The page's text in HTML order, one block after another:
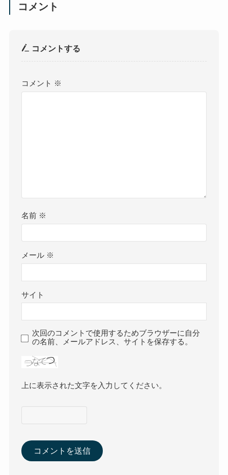
コメント
コメントする
コメント ※
名前 ※
メール ※
サイト
次回のコメントで使用するためブラウザーに自分
の名前、メールアドレス、サイトを保存する。
上に表示された文字を入力してください。